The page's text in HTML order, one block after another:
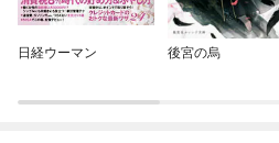
日経ウーマン 後宮の烏